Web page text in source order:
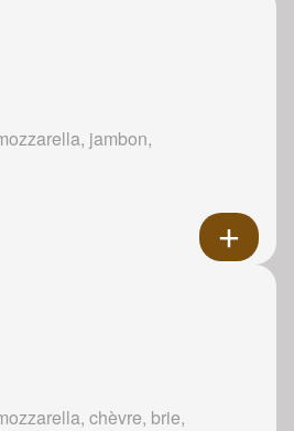
jambon,
chèvre, brie,